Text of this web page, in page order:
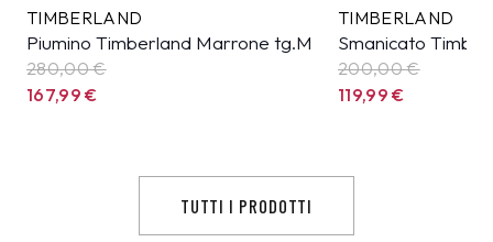
TIMBERLAND
Piumino Timberland Marrone tg.M
280,00 €
167,99€
TIMBERLAND
Smanicato
200,00 €
119,99€
TUTTI I PRODOTTI